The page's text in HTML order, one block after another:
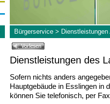
Bürgerservice > Dienstleistungen
Dienstleistungen des
Sofern nichts anders
Hauptgebäude in Esslingen in
können Sie telefonisch, per